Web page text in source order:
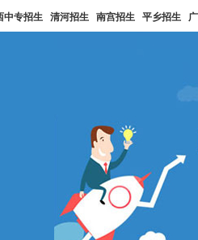
中专招生 清河招生 南宫招生 平乡招生